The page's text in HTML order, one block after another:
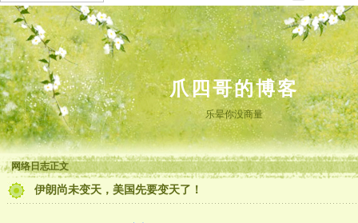
爪四哥的博客
乐晕你没商量
网络日志正文
伊朗尚未变天，美国先要变天了！